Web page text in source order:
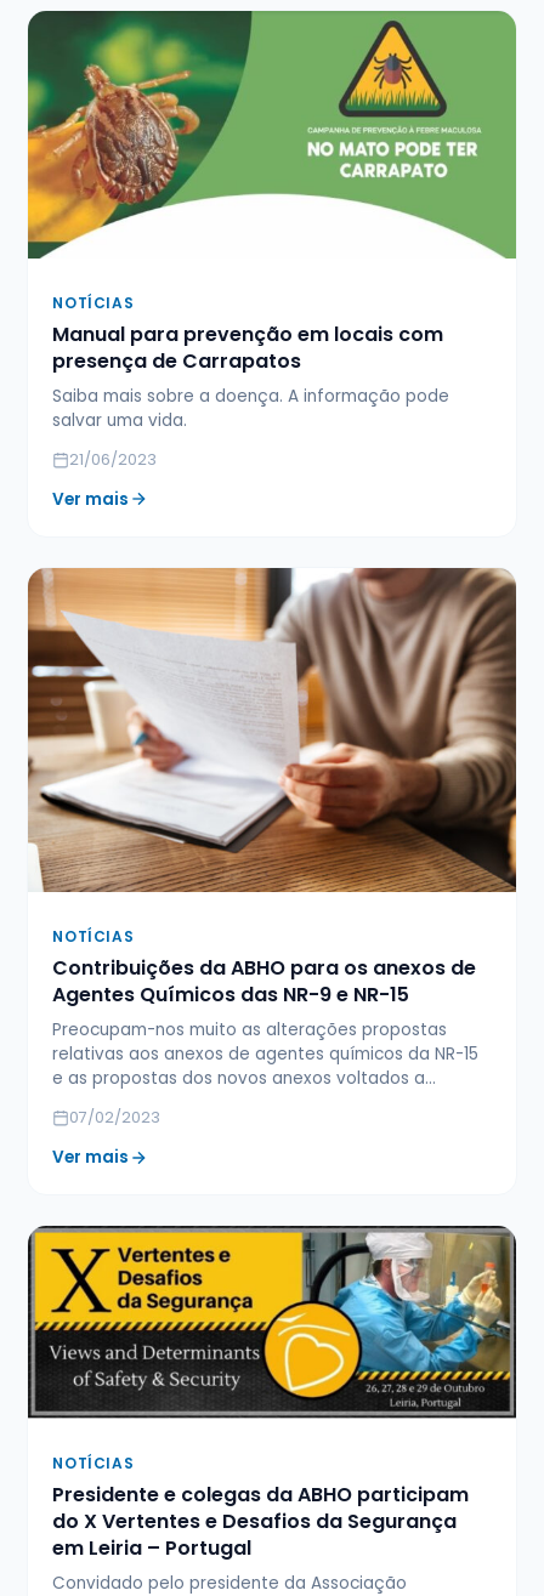
NOTÍCIAS
Manual para prevenção em locais com
presença de Carrapatos
Saiba mais sobre a doença. A informação pode
salvar uma vida.
21/06/2023
Ver mais
NOTÍCIAS
Contribuições da ABHO para os anexos de
Agentes Químicos das NR-9 e NR-15
Preocupam-nos muito as alterações propostas
relativas aos anexos de agentes químicos da NR-15
e as propostas dos novos anexos voltados a…
07/02/2023
Ver mais
NOTÍCIAS
Presidente e colegas da ABHO participam
do X Vertentes e Desafios da Segurança
em Leiria – Portugal
Convidado pelo presidente da Associação